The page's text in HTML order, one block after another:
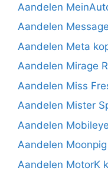
Aandelen
Aandelen
Aandelen Meta
Aandelen Mirage
Aandelen Miss
Aandelen Mister
Aandelen
Aandelen
Aandelen MotorK